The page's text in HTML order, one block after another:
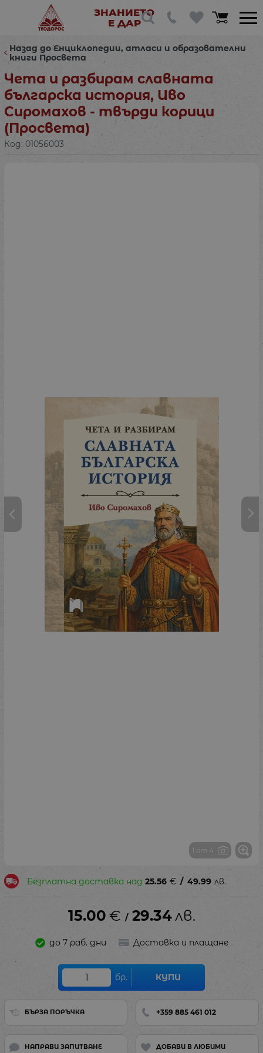
ЗНАНИЕТО
Е ДАР
Назад до Енциклопедии, атласи и образователни
книги Просвета
Чета и разбирам славната
българска история, Иво
Сиромахов - твърди корици
(Просвета)
Код: 01056003
1 от 4
Безплатна доставка над 25.56 € / 49.99 лв.
15.00 € / 29.34 лв.
до 7 раб. дни Доставка и плащане
бр. КУПИ
БЪРЗА ПОРЪЧКА +359 885 461 012
НАПРАВИ ЗАПИТВАНЕ ДОБАВИ В ЛЮБИМИ